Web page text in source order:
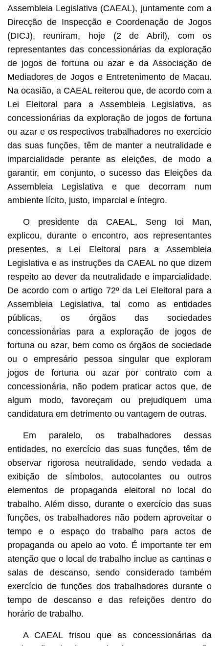
Assembleia Legislativa (CAEAL), juntamente com a
Direcção de Inspecção e Coordenação de Jogos
(DICJ), reuniram, hoje (2 de Abril), com os
representantes das concessionárias da exploração
de jogos de fortuna ou azar e da Associação de
Mediadores de Jogos e Entretenimento de Macau.
Na ocasião, a CAEAL reiterou que, de acordo com a
Lei Eleitoral para a Assembleia Legislativa, as
concessionárias da exploração de jogos de fortuna
ou azar e os respectivos trabalhadores no exercício
das suas funções, têm de manter a neutralidade e
imparcialidade perante as eleições, de modo a
garantir, em conjunto, o sucesso das Eleições da
Assembleia Legislativa e que decorram num
ambiente lícito, justo, imparcial e íntegro.
O presidente da CAEAL, Seng Ioi Man,
explicou, durante o encontro, aos representantes
presentes, a Lei Eleitoral para a Assembleia
Legislativa e as instruções da CAEAL no que dizem
respeito ao dever da neutralidade e imparcialidade.
De acordo com o artigo 72º da Lei Eleitoral para a
Assembleia Legislativa, tal como as entidades
públicas, os órgãos das sociedades
concessionárias para a exploração de jogos de
fortuna ou azar, bem como os órgãos de sociedade
ou o empresário pessoa singular que exploram
jogos de fortuna ou azar por contrato com a
concessionária, não podem praticar actos que, de
algum modo, favoreçam ou prejudiquem uma
candidatura em detrimento ou vantagem de outras.
Em paralelo, os trabalhadores dessas
entidades, no exercício das suas funções, têm de
observar rigorosa neutralidade, sendo vedada a
exibição de símbolos, autocolantes ou outros
elementos de propaganda eleitoral no local do
trabalho. Além disso, durante o exercício das suas
funções, os trabalhadores não podem aproveitar o
tempo e o espaço do trabalho para actos de
propaganda ou apelo ao voto. É importante ter em
atenção que o local de trabalho inclue as cantinas e
salas de descanso, sendo considerado também
exercício de funções dos trabalhadores durante o
tempo de descanso e das refeições dentro do
horário de trabalho.
A CAEAL frisou que as concessionárias da